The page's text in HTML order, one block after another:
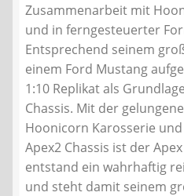
Zusammenarbeit mit
und in ferngesteuerter
Entsprechend seinem
einem Ford Mustang
1:10 Replikat als
Chassis. Mit der
Hoonicorn Karosserie
Apex2 Chassis ist der
entstand ein wahrhaftig
und steht damit seinem